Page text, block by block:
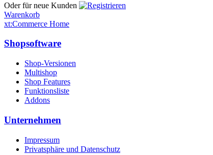
Oder für neue Kunden
Warenkorb
xt:Commerce Home
Shopsoftware
Shop-Versionen
Multishop
Shop Features
Funktionsliste
Addons
Unternehmen
Impressum
Privatsphäre und Datenschutz